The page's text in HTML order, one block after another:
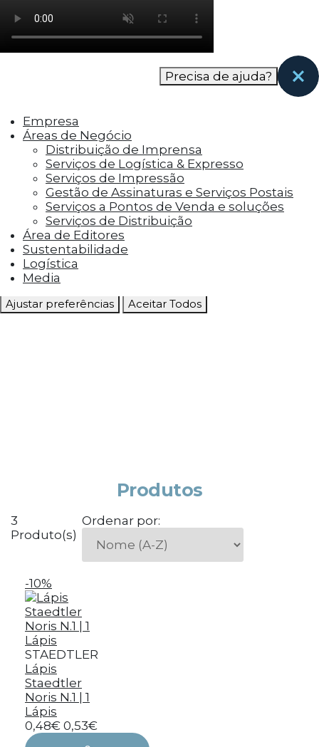
como os visitantes interagem com o site. Esses
cookies ajudam a fornecer informações sobre
as métricas do número de visitantes, taxa de
rejeição, origem do tráfego, etc.
funcionalidades, como compartilhar o
conteúdo do site em plataformas de social
media, coletar feedbacks e outros recursos de
terceiros.
Cookies Marketing
Os cookies de marketing são usados para
entregar aos visitantes anúncios
personalizados com base nas páginas que eles
visitaram antes e analisar a eficácia da
campanha publicitária.
Ajustar preferências Aceitar Todos
Precisa de ajuda?
Empresa
Áreas de Negócio
Distribuição de Imprensa
Serviços de Logística & Expresso
Serviços de Impressão
Gestão de Assinaturas e Serviços Postais
Serviços a Pontos de Venda e soluções
Serviços de Distribuição
Área de Editores
Sustentabilidade
Logística
Media
Produtos
3
Produto(s)
Ordenar por:
-10%
STAEDTLER
Lápis
Staedtler
Noris N.1 | 1
Lápis
0,48€ 0,53€